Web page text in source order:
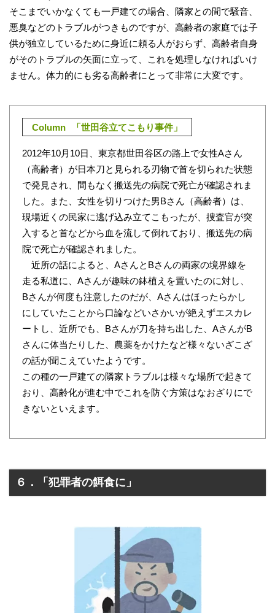
そこまでいかなくても一戸建ての場合、隣家との間で騒音、
悪臭などのトラブルがつきものですが、高齢者の家庭では子
供が独立しているために身近に頼る人がおらず、高齢者自身
がそのトラブルの矢面に立って、これを処理しなければいけ
ません。体力的にも劣る高齢者にとって非常に大変です。
Column 「世田谷立てこもり事件」
2012年10月10日、東京都世田谷区の路上で女性Aさん
（高齢者）が日本刀と見られる刃物で首を切られた状態
で発見され、間もなく搬送先の病院で死亡が確認されま
した。また、女性を切りつけた男Bさん（高齢者）は、
現場近くの民家に逃げ込み立てこもったが、捜査官が突
入すると首などから血を流して倒れており、搬送先の病
院で死亡が確認されました。
近所の話によると、AさんとBさんの両家の境界線を
走る私道に、Aさんが趣味の鉢植えを置いたのに対し、
Bさんが何度も注意したのだが、Aさんはほったらかし
にしていたことから口論などいさかいが絶えずエスカレ
ートし、近所でも、Bさんが刀を持ち出した、AさんがB
さんに体当たりした、農薬をかけたなど様々ないざこざ
の話が聞こえていたようです。
この種の一戸建ての隣家トラブルは様々な場所で起きて
おり、高齢化が進む中でこれを防ぐ方策はなおざりにで
きないといえます。
６．「犯罪者の餌食に」